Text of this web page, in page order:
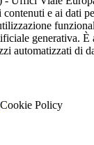
contenuti e ai dati
generativa. È
automatizzati di
Cookie Policy